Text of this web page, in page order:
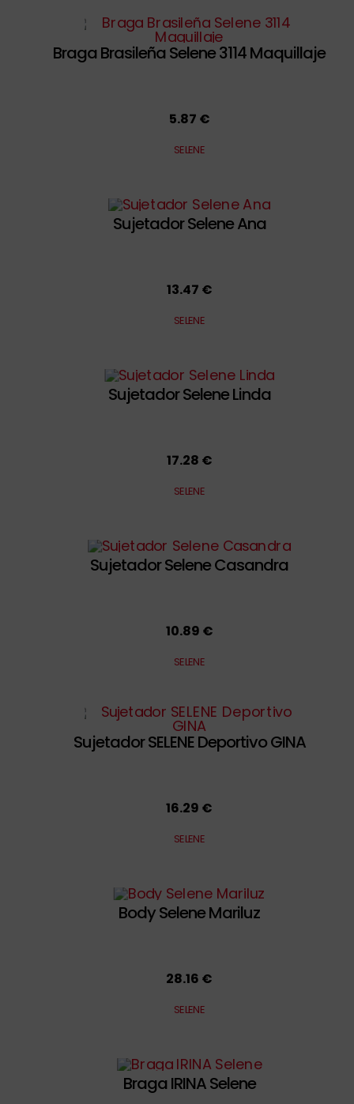
Braga Brasileña Selene 3114 Maquillaje
5.87 €
SELENE
Sujetador Selene Ana
13.47 €
SELENE
Sujetador Selene Linda
17.28 €
SELENE
Sujetador Selene Casandra
10.89 €
SELENE
Sujetador SELENE Deportivo GINA
16.29 €
SELENE
Body Selene Mariluz
28.16 €
SELENE
Braga IRINA Selene